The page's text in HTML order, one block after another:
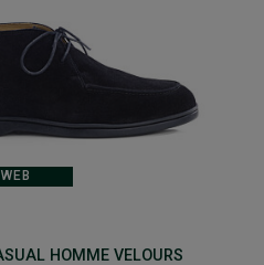
HOMME VELOURS